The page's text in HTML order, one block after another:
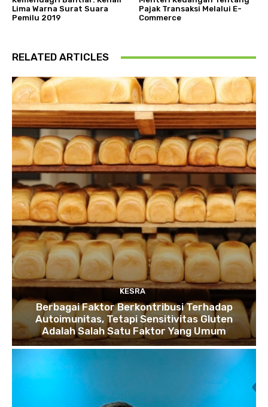
Lima Warna Surat Suara
Pemilu 2019
Pajak Transaksi Melalui E-
Commerce
RELATED ARTICLES
KESRA
Berbagai Faktor Berkontribusi Terhadap
Autoimunitas, Tetapi Sensitivitas Gluten
Adalah Salah Satu Faktor Yang Umum